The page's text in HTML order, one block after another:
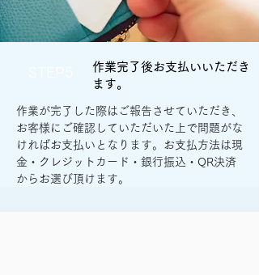
作業完了後お支払いいただき
ます。
作業が完了した際はご報告させていただき、
お客様にご確認していただいた上で問題がな
ければお支払いとなります。お支払方法は現
金・クレジットカード・銀行振込・QR決済
からお選び頂けます。